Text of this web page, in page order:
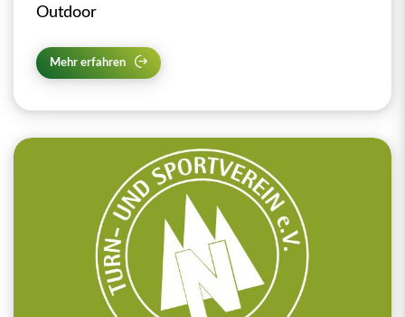
Outdoor
Mehr erfahren